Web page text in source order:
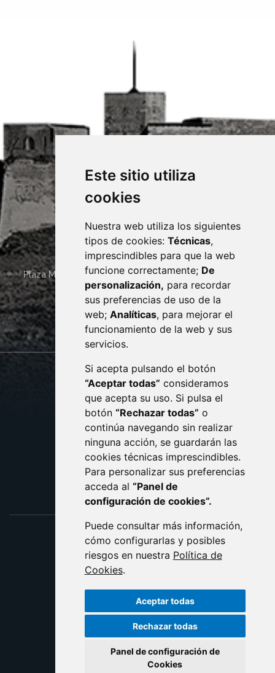
Este sitio utiliza
cookies
Nuestra web utiliza los siguientes
tipos de cookies: Técnicas,
imprescindibles para que la web
funcione correctamente; De
personalización, para recordar
sus preferencias de uso de la
web; Analíticas, para mejorar el
funcionamiento de la web y sus
servicios.
Si acepta pulsando el botón
“Aceptar todas” consideramos
que acepta su uso. Si pulsa el
botón “Rechazar todas” o
continúa navegando sin realizar
ninguna acción, se guardarán las
cookies técnicas imprescindibles.
Para personalizar sus preferencias
acceda al “Panel de
configuración de cookies”.
Puede consultar más información,
cómo configurarlas y posibles
riesgos en nuestra Política de
Cookies.
Aceptar todas
Rechazar todas
Panel de configuración de
Cookies
Plaza Mayor 4 22400 MONZÓN - ARAGÓN (ESPAÑA)
· (34) 974 400 700 ·
sac@monzon.es
monzon.es
CONTACTO
AVISO LEGAL
PROTECCIÓN DE DATOS
POLÍTICA DE COOKIES
ACCESIBILIDAD
ENLACE EXTERNO AL